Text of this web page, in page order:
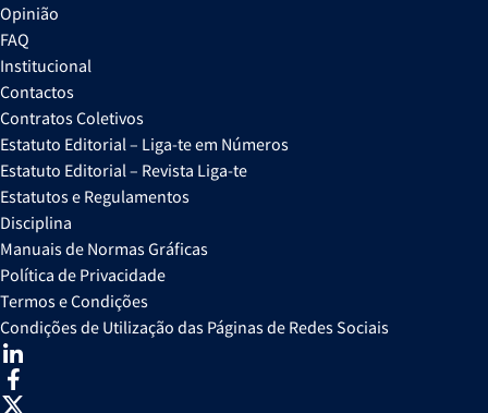
Opinião
FAQ
Institucional
Contactos
Contratos Coletivos
Estatuto Editorial – Liga-te em Números
Estatuto Editorial – Revista Liga-te
Estatutos e Regulamentos
Disciplina
Manuais de Normas Gráficas
Política de Privacidade
Termos e Condições
Condições de Utilização das Páginas de Redes Sociais